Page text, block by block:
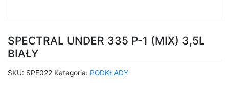
SPECTRAL UNDER 335 P-1 (MIX) 3,5L
BIAŁY
SKU: SPE022 Kategoria: PODKŁADY